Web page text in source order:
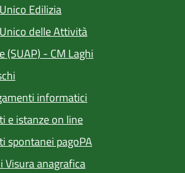
Edilizia
delle Attività
(SUAP) - CM Laghi
informatici
e istanze on line(apre in un'altra
spontanei pagoPA
Visura anagrafica